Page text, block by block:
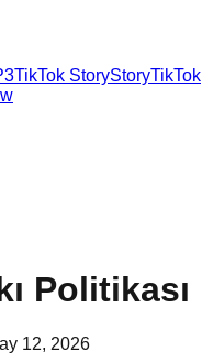
TikTok StoryStoryTikTok
Politikası
12, 2026